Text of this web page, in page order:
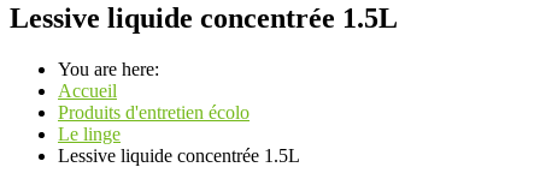
Lessive liquide concentrée 1.5L
You are here:
Accueil
Produits d'entretien écolo
Le linge
Lessive liquide concentrée 1.5L